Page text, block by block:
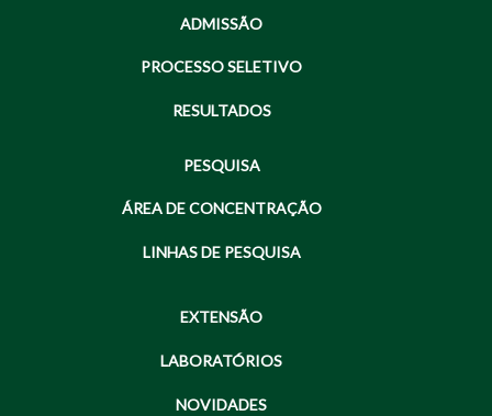
ADMISSÃO
PROCESSO SELETIVO
RESULTADOS
PESQUISA
ÁREA DE CONCENTRAÇÃO
LINHAS DE PESQUISA
EXTENSÃO
LABORATÓRIOS
NOVIDADES